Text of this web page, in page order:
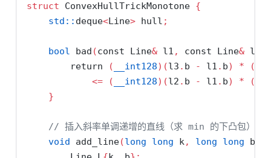
struct ConvexHullTrickMonotone {
std:: deque<Line> hull ;
bool bad (const Line& l1 , const Line& l2
return
( __int128)(l3 . b - l1 . b) * (
<=
( __int128)(l2 . b - l1 . b) * (
}
// 插入斜率单调递增的直线（求 min 的下凸包）
void
add_line(long long k, long long b